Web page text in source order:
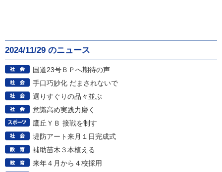
2024/11/29 のニュース
国道23号ＢＰへ期待の声
手口巧妙化 だまされないで
選りすぐりの品々並ぶ
意識高め実践力磨く
鷹丘ＹＢ 接戦を制す
堤防アート来月１日完成式
補助苗木３本植える
来年４月から４校採用